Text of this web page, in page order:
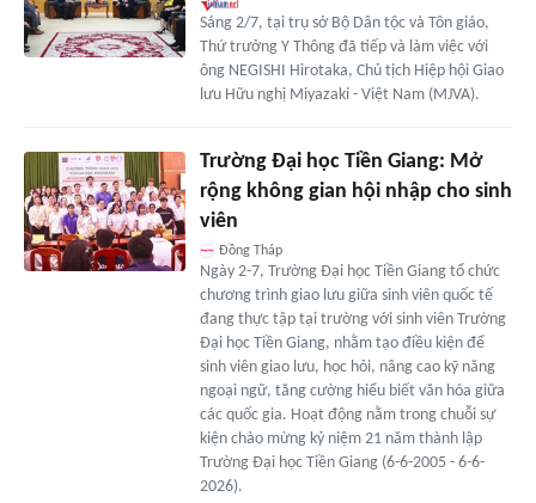
Sáng 2/7, tại trụ sở Bộ Dân tộc và Tôn giáo,
Thứ trưởng Y Thông đã tiếp và làm việc với
ông NEGISHI Hirotaka, Chủ tịch Hiệp hội Giao
lưu Hữu nghị Miyazaki - Việt Nam (MJVA).
Trường Đại học Tiền Giang: Mở
rộng không gian hội nhập cho sinh
viên
Đồng Tháp
Ngày 2-7, Trường Đại học Tiền Giang tổ chức
chương trình giao lưu giữa sinh viên quốc tế
đang thực tập tại trường với sinh viên Trường
Đại học Tiền Giang, nhằm tạo điều kiện để
sinh viên giao lưu, học hỏi, nâng cao kỹ năng
ngoại ngữ, tăng cường hiểu biết văn hóa giữa
các quốc gia. Hoạt động nằm trong chuỗi sự
kiện chào mừng kỷ niệm 21 năm thành lập
Trường Đại học Tiền Giang (6-6-2005 - 6-6-
2026).